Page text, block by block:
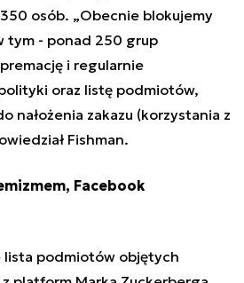
osób. „Obecnie blokujemy
tym - ponad 250 grup
i regularnie
oraz listę podmiotów,
nałożenia zakazu (korzystania z
Fishman.
Facebook
lista podmiotów objętych